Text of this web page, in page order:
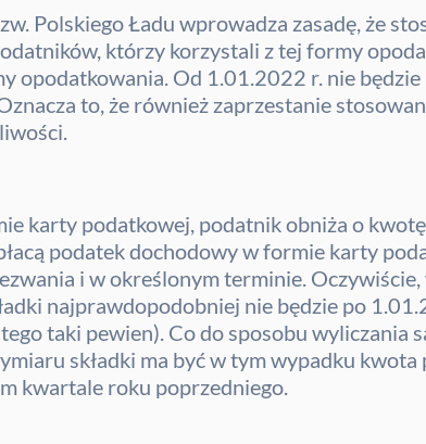
Polskiego Ładu wprowadza zasadę, że
którzy korzystali z tej formy
Od 1.01.2022 r. nie będzie
to, że również zaprzestanie
karty podatkowej, podatnik obniża o
podatek dochodowy w formie karty
i w określonym terminie.
najprawdopodobniej nie będzie po
taki pewien). Co do sposobu wyliczania
składki ma być w tym wypadku
kwartale roku poprzedniego.